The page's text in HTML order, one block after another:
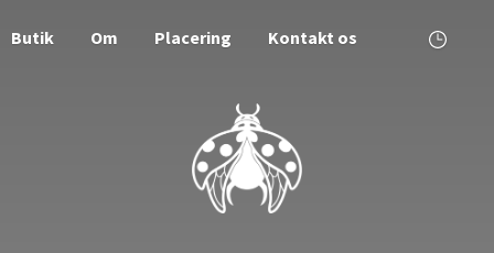
Butik Om Placering Kontakt os